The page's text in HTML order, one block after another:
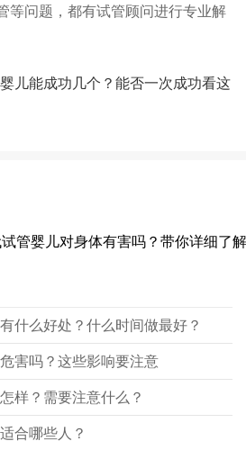
等问题，都有试管顾问进行专业解
儿能成功几个？能否一次成功看这
什么好处？什么时间做最好？
害吗？这些影响要注意
样？需要注意什么？
合哪些人？